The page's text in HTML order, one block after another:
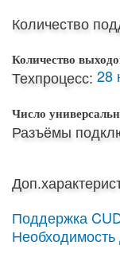
Количество
Количество
Техпроцесс: 28
Число
Разъёмы
Поддержка
Необходимость